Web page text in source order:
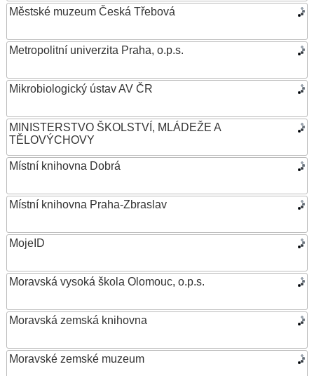
Městské muzeum Česká Třebová
Metropolitní univerzita Praha, o.p.s.
Mikrobiologický ústav AV ČR
MINISTERSTVO ŠKOLSTVÍ, MLÁDEŽE A
TĚLOVÝCHOVY
Místní knihovna Dobrá
Místní knihovna Praha-Zbraslav
MojeID
Moravská vysoká škola Olomouc, o.p.s.
Moravská zemská knihovna
Moravské zemské muzeum